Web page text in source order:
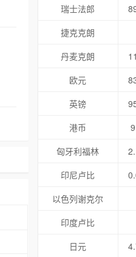
瑞士法郎
捷克克朗
丹麦克朗
欧元
英镑
港币
匈牙利福林
印尼卢比
以色列谢克尔
印度卢比
日元